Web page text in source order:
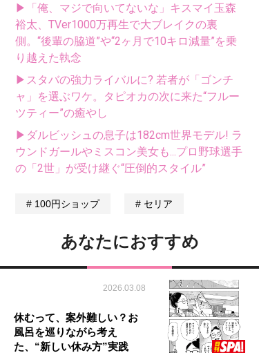
▶「俺、マジで向いてないな」キスマイ玉森
裕太、TVer1000万再生で大ブレイクの裏
側。“後輩の脇道”や“2ヶ月で10キロ減量”を乗
り越えた執念
▶スタバの強力ライバルに? 若者が「ゴンチ
ャ」を選ぶワケ。タピオカの次に来た“フルー
ツティー”の癒やし
▶ダルビッシュの息子は182cm世界モデル! ラ
ウンドガールやミスコン美女も...プロ野球選手
の「2世」が受け継ぐ“圧倒的スタイル”
100円ショップ セリア
あなたにおすすめ
2026.03.08
休むって、案外難しい？お
風呂を巡りながら考え
た、“新しい休み方”実践